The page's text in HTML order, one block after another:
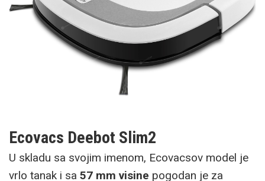
Ecovacs Deebot Slim2
U skladu sa svojim imenom, Ecovacsov model je
vrlo tanak i sa 57 mm visine pogodan je za